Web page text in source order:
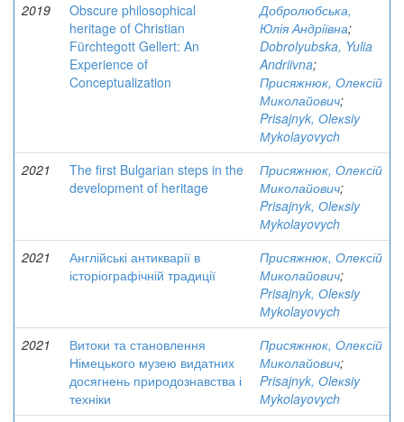
2019
Obscure philosophical
heritage of Christian
Fürchtegott Gellert: An
Experience of
Conceptualization
Добролюбська,
Юлія Андріївна;
Dobrolyubska, Yulia
Andriivna;
Присяжнюк, Олексій
Миколайович;
Prisajnyk, Оleкsiy
Мykolayovych
2021
The first Bulgarian steps in the
development of heritage
Присяжнюк, Олексій
Миколайович;
Prisajnyk, Оleкsiy
Мykolayovych
2021
Англійські антикварії в
історіографічній традиції
Присяжнюк, Олексій
Миколайович;
Prisajnyk, Оleкsiy
Мykolayovych
2021
Витоки та становлення
Німецького музею видатних
досягнень природознавства і
техніки
Присяжнюк, Олексій
Миколайович;
Prisajnyk, Оleкsiy
Мykolayovych